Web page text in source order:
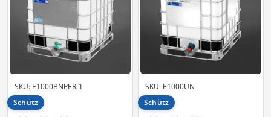
SKU: E1000BNPER-1
Schütz
SKU: E1000UN
Schütz